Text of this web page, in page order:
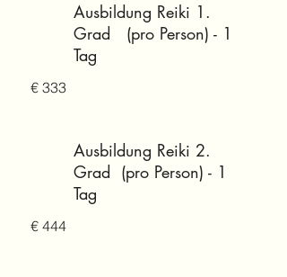
Ausbildung Reiki 1.
Grad (pro Person) - 1
Tag
€ 333
Ausbildung Reiki 2.
Grad (pro Person) - 1
Tag
€ 444